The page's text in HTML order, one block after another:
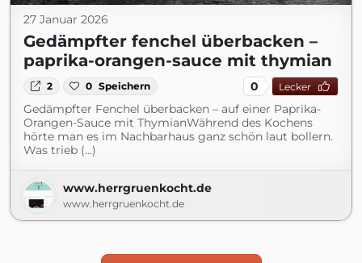
27 Januar 2026
Gedämpfter fenchel überbacken –
paprika-orangen-sauce mit thymian
2 0 Speichern 0 Lecker
Gedämpfter Fenchel überbacken – auf einer Paprika-
Orangen-Sauce mit ThymianWährend des Kochens
hörte man es im Nachbarhaus ganz schön laut bollern.
Was trieb (...)
www.herrgruenkocht.de
www.herrgruenkocht.de